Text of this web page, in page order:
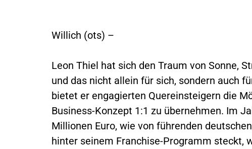
Willich (ots) –
Leon Thiel hat sich den Traum von Sonne,
und das nicht allein für sich, sondern auch
bietet er engagierten Quereinsteigern die
Business-Konzept 1:1 zu übernehmen. Im
Millionen Euro, wie von führenden
hinter seinem Franchise-Programm steckt,